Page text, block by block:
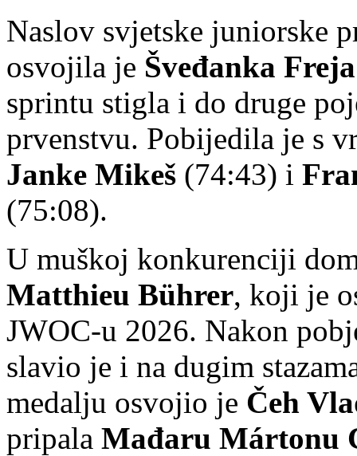
Naslov svjetske juniorske
osvojila je Šveđanka
sprintu stigla i do druge
prvenstvu. Pobijedila je s
Janke Mikeš (74:43) i
(75:08).
U muškoj konkurenciji
Matthieu Bührer, koji je
JWOC-u 2026. Nakon
slavio je i na dugim
medalju osvojio je Čeh
pripala Mađaru Mártonu